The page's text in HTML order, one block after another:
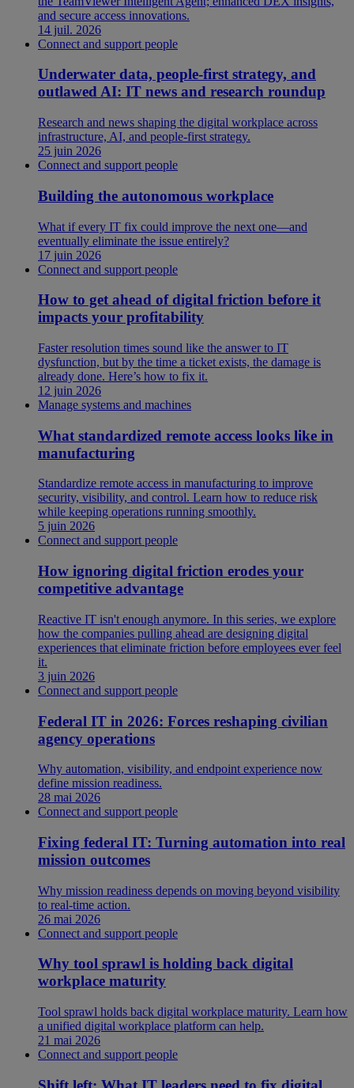
and secure access innovations.
14 juil. 2026
Connect and support people
Underwater data, people-first strategy, and
outlawed AI: IT news and research roundup
Research and news shaping the digital workplace across
infrastructure, AI, and people-first strategy.
25 juin 2026
Connect and support people
Building the autonomous workplace
What if every IT fix could improve the next one—and
eventually eliminate the issue entirely?
17 juin 2026
Connect and support people
How to get ahead of digital friction before it
impacts your profitability
Faster resolution times sound like the answer to IT
dysfunction, but by the time a ticket exists, the damage is
already done. Here’s how to fix it.
12 juin 2026
Manage systems and machines
What standardized remote access looks like in
manufacturing
Standardize remote access in manufacturing to improve
security, visibility, and control. Learn how to reduce risk
while keeping operations running smoothly.
5 juin 2026
Connect and support people
How ignoring digital friction erodes your
competitive advantage
Reactive IT isn't enough anymore. In this series, we explore
how the companies pulling ahead are designing digital
experiences that eliminate friction before employees ever feel
it.
3 juin 2026
Connect and support people
Federal IT in 2026: Forces reshaping civilian
agency operations
Why automation, visibility, and endpoint experience now
define mission readiness.
28 mai 2026
Connect and support people
Fixing federal IT: Turning automation into real
mission outcomes
Why mission readiness depends on moving beyond visibility
to real-time action.
26 mai 2026
Connect and support people
Why tool sprawl is holding back digital
workplace maturity
Tool sprawl holds back digital workplace maturity. Learn how
a unified digital workplace platform can help.
21 mai 2026
Connect and support people